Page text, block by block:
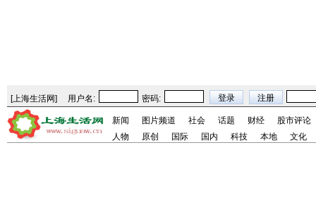
[上海生活网] 用户名: 密码:
新闻 图片频道 社会 话题 财经
股市评论
人物
原创 国际 国内 科技 本地 文化